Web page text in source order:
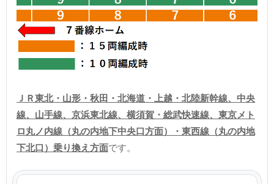
ＪＲ東北・山形・秋田・北海道・上越・北陸新幹線、中央
線、山手線、京浜東北線、横須賀・総武快速線、東京メト
ロ丸ノ内線（丸の内地下中央口方面）・東西線（丸の内地
下北口）乗り換え方面です。